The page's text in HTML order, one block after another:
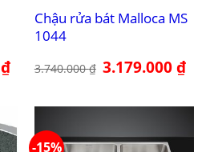
₫Giá
hiện
7.012.000 ₫.
Chậu rửa bát Malloca MS
1044
3.740.000₫ Giá
gốc
3.179.000₫Giá
-15%